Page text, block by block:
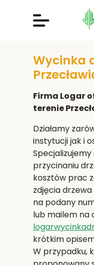
Wycinka
Firma Logar
terenie
Działamy
instytucji jak i
Specjalizujemy
przycinaniu
kosztów prac
zdjęcia drzewa
na podany
lub mailem na
krótkim
W przypadku,